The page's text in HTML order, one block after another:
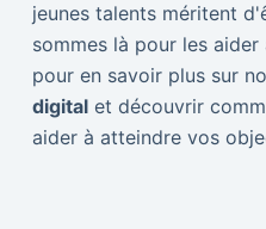
jeunes talents méritent
sommes là pour les
pour en savoir plus sur
digitalet découvrir
aider à atteindre vos